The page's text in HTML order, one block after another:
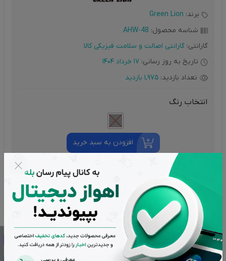
برند: Green Lion
شناسه محصول: AHW-48
گارانتی: گارانتی اصالت و سلامت فیزیکی کالا
تاریخ به روز رسانی: 17 خرداد 1404
تعداد بازدید: 1,975 بازدید
انتخاب رنگ
افزودن به سبد خرید
درخواست مرجوع کردن کالا در گروه ماوس (موشواره) با دلیل
"انصراف از خرید" تنها در صورتی قابل تایید است که کالا در شرایط
اولیه باشد (در صورت پلمپ بودن، کالا نباید باز شده باشد).
تضمین بهترین قیمت بازار
پشتیبانی از ساعت 9 تا 20 بجز ایام تعطیل